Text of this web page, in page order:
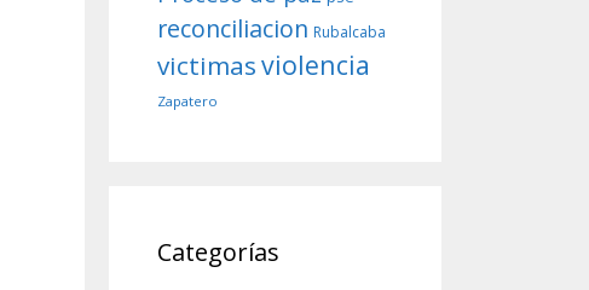
reconciliacion Rubalcaba
victimasviolencia
Zapatero
Categorías